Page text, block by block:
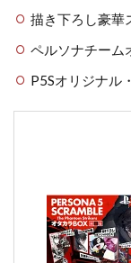
描き下ろし豪華
ペルソナチーム
P5Sオリジナル